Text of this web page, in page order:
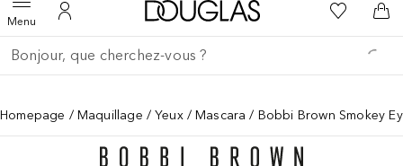
MenuOuvrir le menuVers Mon Compte
Vers l'accueil Douglas
Vers Ma
Retourner
Exécuter la recherche
Homepage Maquillage Yeux Mascara Bobbi Brown Smokey